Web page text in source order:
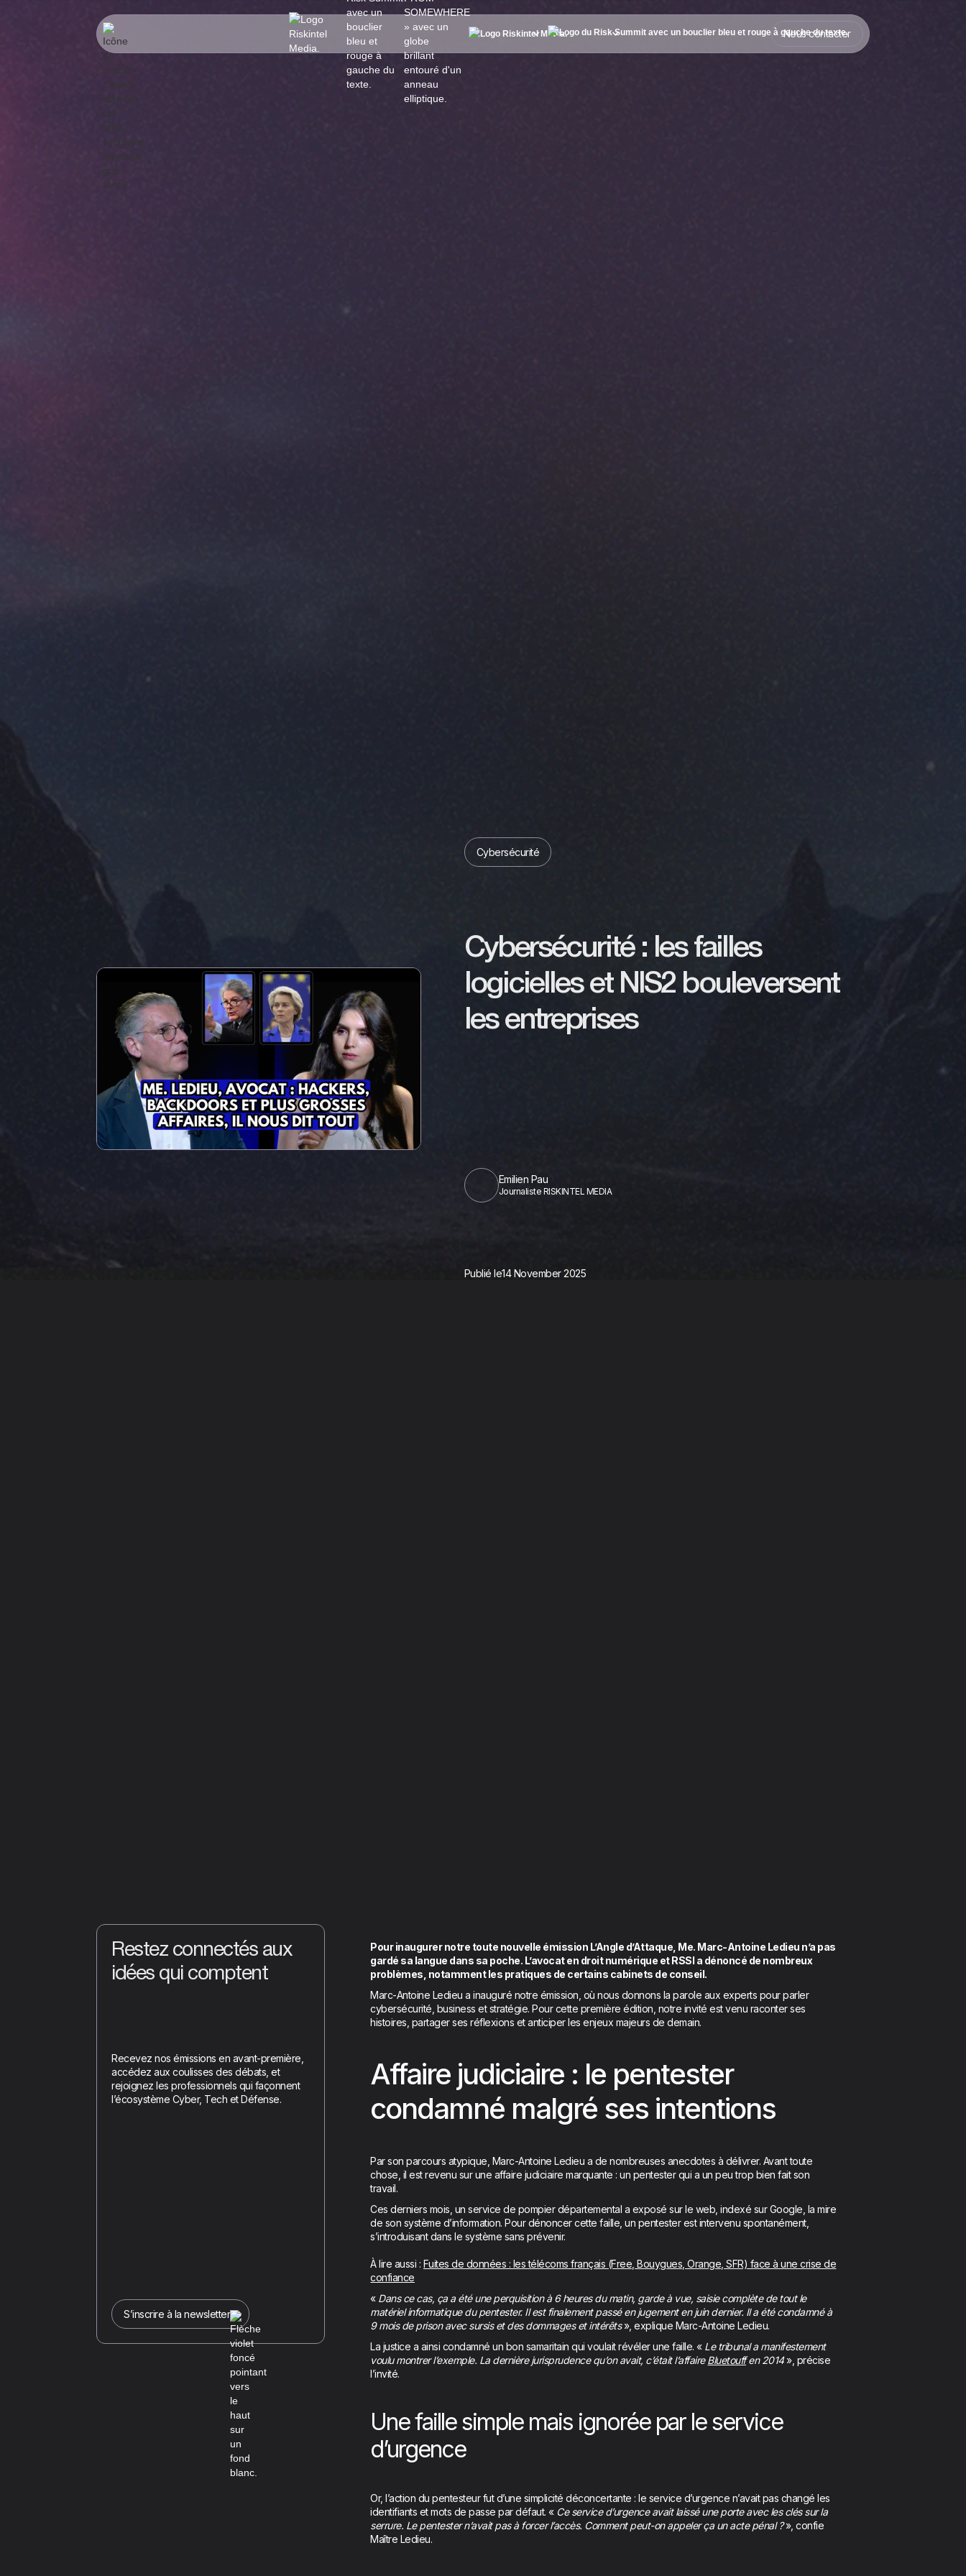
Nous contacter
Cybersécurité
Cybersécurité : les failles
logicielles et NIS2 bouleversent
les entreprises
Emilien Pau
Journaliste RISKINTEL MEDIA
Publié le14 November 2025
Restez connectés aux
idées qui comptent
Recevez nos émissions en avant-première,
accédez aux coulisses des débats, et
rejoignez les professionnels qui façonnent
l’écosystème Cyber, Tech et Défense.
S’inscrire à la newsletter
Pour inaugurer notre toute nouvelle émission L’Angle d’Attaque, Me. Marc-Antoine Ledieu n’a pas
gardé sa langue dans sa poche. L’avocat en droit numérique et RSSI a dénoncé de nombreux
problèmes, notamment les pratiques de certains cabinets de conseil.
Marc-Antoine Ledieu a inauguré notre émission, où nous donnons la parole aux experts pour parler
cybersécurité, business et stratégie. Pour cette première édition, notre invité est venu raconter ses
histoires, partager ses réflexions et anticiper les enjeux majeurs de demain.
Affaire judiciaire : le pentester
condamné malgré ses intentions
Par son parcours atypique, Marc-Antoine Ledieu a de nombreuses anecdotes à délivrer. Avant toute
chose, il est revenu sur une affaire judiciaire marquante : un pentester qui a un peu trop bien fait son
travail.
Ces derniers mois, un service de pompier départemental a exposé sur le web, indexé sur Google, la mire
de son système d’information. Pour dénoncer cette faille, un pentester est intervenu spontanément,
s’introduisant dans le système sans prévenir.
À lire aussi : Fuites de données : les télécoms français (Free, Bouygues, Orange, SFR) face à une crise de
confiance
« Dans ce cas, ça a été une perquisition à 6 heures du matin, garde à vue, saisie complète de tout le
matériel informatique du pentester. Il est finalement passé en jugement en juin dernier. Il a été condamné à
9 mois de prison avec sursis et des dommages et intérêts», explique Marc-Antoine Ledieu.
La justice a ainsi condamné un bon samaritain qui voulait révéler une faille. « Le tribunal a manifestement
voulu montrer l’exemple. La dernière jurisprudence qu’on avait, c’était l’affaireBluetouffen 2014», précise
l’invité.
Une faille simple mais ignorée par le service
d’urgence
Or, l’action du pentesteur fut d’une simplicité déconcertante : le service d’urgence n’avait pas changé les
identifiants et mots de passe par défaut. « Ce service d’urgence avait laissé une porte avec les clés sur la
serrure. Le pentester n’avait pas à forcer l’accès. Comment peut-on appeler ça un acte pénal ?», confie
Maître Ledieu.